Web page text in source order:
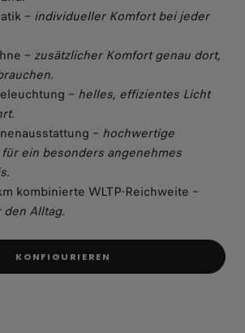
– individueller Komfort bei jeder
– zusätzlicher Komfort genau dort,
– helles, effizientes Licht
– hochwertige
ein besonders angenehmes
kombinierte WLTP-Reichweite –
den Alltag.
KONFIGURIEREN